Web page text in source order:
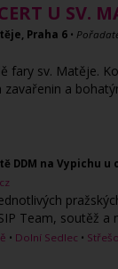
U SV.
Praha 6 •
fary sv. Matěje.
a
DDM na Vypichu u
Team, soutěž a
• Dolní Sedlec •